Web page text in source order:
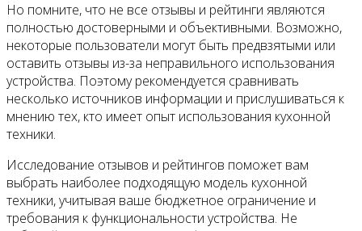
Но помните, что не все отзывы и рейтинги являются
полностью достоверными и объективными. Возможно,
некоторые пользователи могут быть предвзятыми или
оставить отзывы из-за неправильного использования
устройства. Поэтому рекомендуется сравнивать
несколько источников информации и прислушиваться к
мнению тех, кто имеет опыт использования кухонной
техники.
Исследование отзывов и рейтингов поможет вам
выбрать наиболее подходящую модель кухонной
техники, учитывая ваше бюджетное ограничение и
требования к функциональности устройства. Не